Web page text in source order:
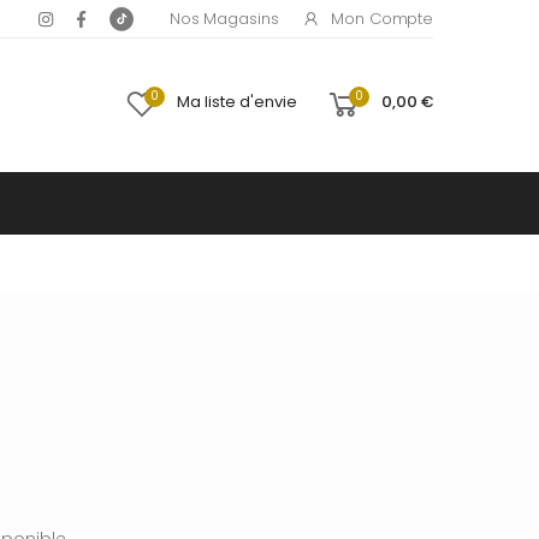
Nos Magasins Mon Compte
0 Ma liste d'envie 0 0,00 €